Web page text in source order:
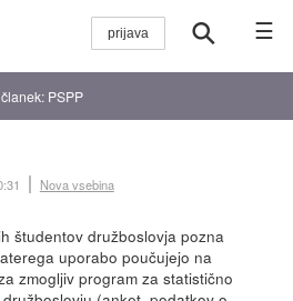
☰
PSPP
Nova vsebina
študentov družboslovja pozna
uporabo poučujejo na
zmogljiv program za statistično